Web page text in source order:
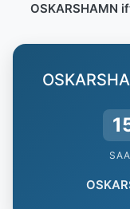
OSKARSHAMN